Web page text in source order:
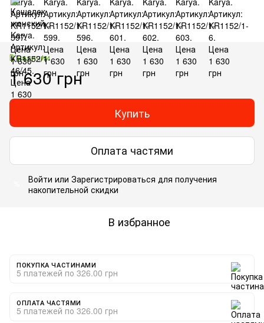
В наличии
1 630 грн
Купить
Оплата частями
Войти или Зарегистрироваться для получения
накопительной скидки
В избранное
ПОКУПКА ЧАСТИНАМИ
5 платежей по 326.00 грн
ОПЛАТА ЧАСТЯМИ
5 платежей по 326.00 грн